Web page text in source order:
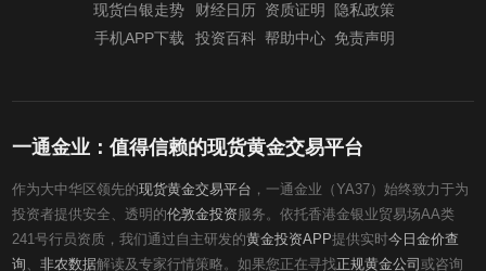
现货白银走势
手机APP下载
财经日历
投资百科
资质证明
帮助中心
隐私政策
免责声明
一通金业：值得信赖的现货黄金交易平台
作为大中华区领先的现货黄金交易平台 ，一通金业（YA37）始终致力于为
投资者提供安全、透明的伦敦金投资服务。依托香港金银业贸易场AA类
241号行员资质，我们通过自主研发的黄金投资APP提供实时今日金价查
询 、非农数据解读及专家行情策略。如果您正在寻找正规黄金公司或咨询